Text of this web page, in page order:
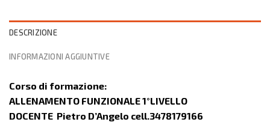
DESCRIZIONE
INFORMAZIONI AGGIUNTIVE
Corso di formazione:
ALLENAMENTO FUNZIONALE 1°LIVELLO
DOCENTE Pietro D’Angelo cell.3478179166